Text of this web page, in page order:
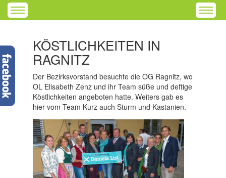
KÖSTLICHKEITEN IN
RAGNITZ
Der Bezirksvorstand besuchte die OG Ragnitz, wo
OL Elisabeth Zenz und ihr Team süße und deftige
Köstlichkeiten angeboten hatte. Weiters gab es
hier vom Team Kurz auch Sturm und Kastanien.